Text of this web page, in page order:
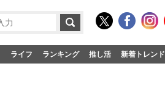
ライフ ランキング 推し活 新着トレンド